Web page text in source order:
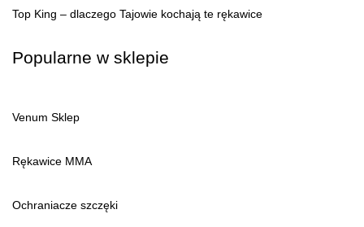
Top King – dlaczego Tajowie kochają te rękawice
Popularne w sklepie
Venum Sklep
Rękawice MMA
Ochraniacze szczęki